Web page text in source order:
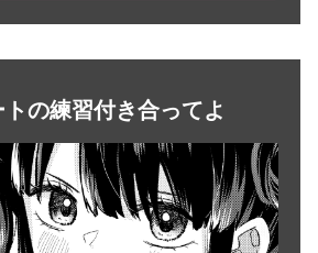
トの練習付き合ってよ